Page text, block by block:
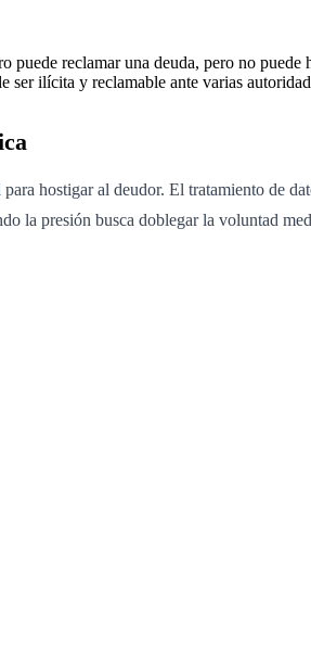
puede reclamar una deuda, pero no
ser ilícita y reclamable ante varias
hostigar al deudor. El tratamiento de
la presión busca doblegar la voluntad